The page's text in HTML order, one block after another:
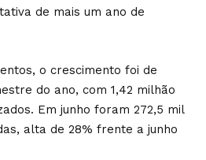
de mais um ano de
o crescimento foi de
do ano, com 1,42 milhão
Em junho foram 272,5 mil
alta de 28% frente a junho